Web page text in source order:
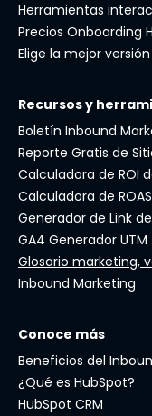
Herramientas
Precios Onboarding
Elige la mejor
Recursos y
Boletín Inbound
Reporte Gratis de
Calculadora de ROI
Calculadora de
Generador de Link
GA4 Generador UTM
Glosario marketing,
Inbound Marketing
Conoce más
Beneficios del
¿Qué es HubSpot?
HubSpot CRM